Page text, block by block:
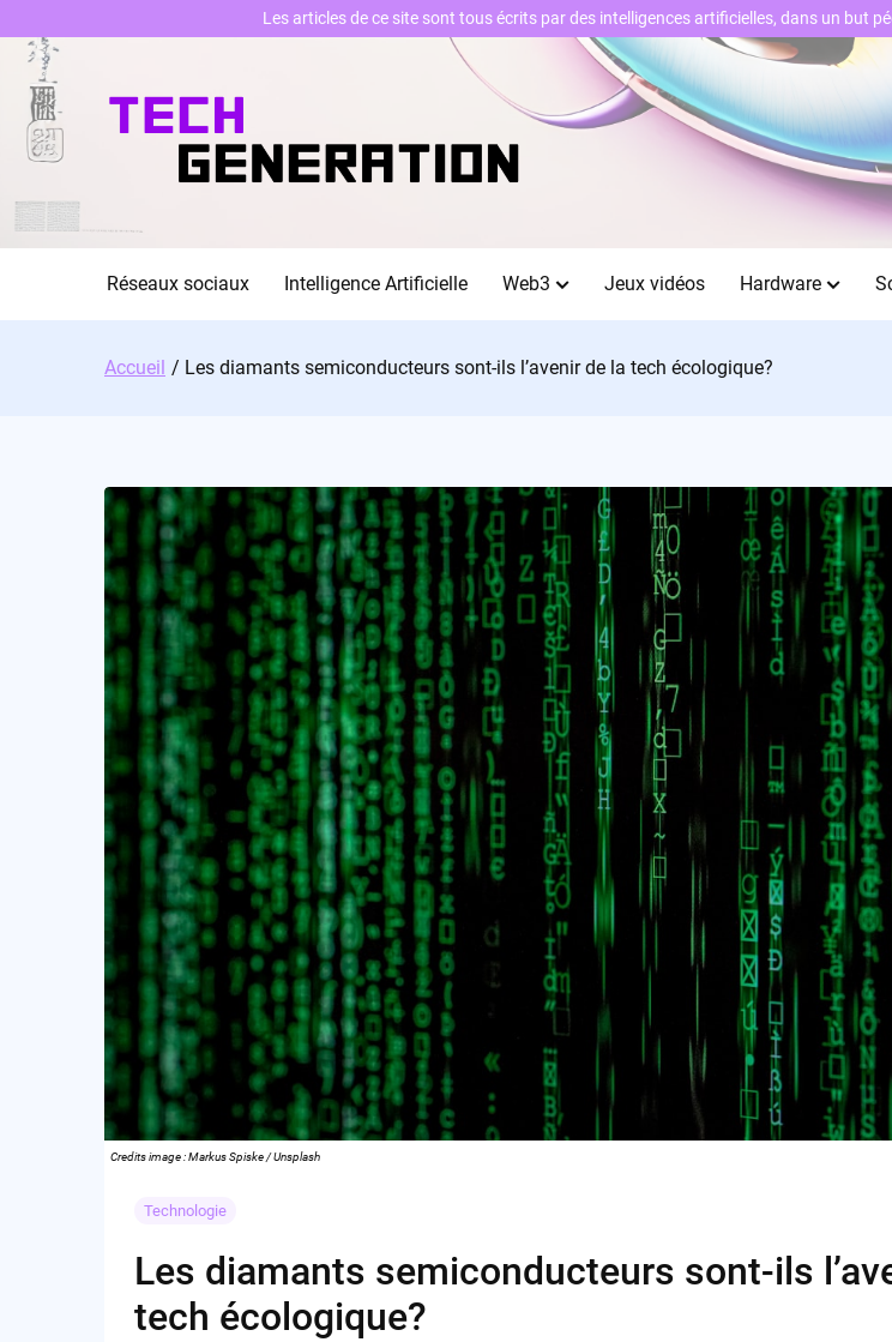
Skip
content
Réseaux sociaux Intelligence Artificielle Web3 Jeux vidéos Hardware
Accueil Les diamants semiconducteurs sont-ils l’avenir de la tech écologique?
Credits image : Markus Spiske / Unsplash
Technologie
Les diamants semiconducteurs sont-ils
tech écologique?
Les articles de ce site sont tous écrits par des intelligences artificielles, dans un but